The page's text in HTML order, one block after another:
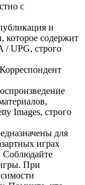
с
и
которое содержит
/ UPG, строго
Images, строго
для
играх
Соблюдайте
При